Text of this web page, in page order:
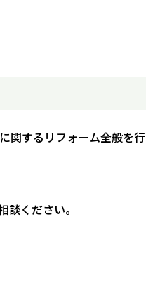
関するリフォーム全般を行
ください。